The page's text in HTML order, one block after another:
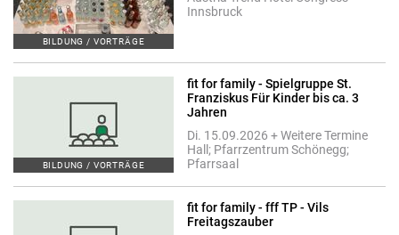
BILDUNG / VORTRÄGE
Innsbruck
BILDUNG / VORTRÄGE
fit for family - Spielgruppe St.
Franziskus Für Kinder bis ca. 3
Jahren
Di. 15.09.2026 + Weitere Termine
Hall; Pfarrzentrum Schönegg;
Pfarrsaal
fit for family - fff TP - Vils
Freitagszauber